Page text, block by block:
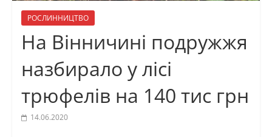
РОСЛИННИЦТВО
На Вінничині подружжя
назбирало у лісі
трюфелів на 140 тис грн
14.06.2020